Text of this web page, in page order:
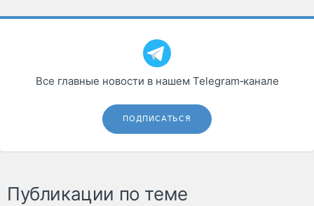
Все главные новости в нашем Telegram‑канале
ПОДПИСАТЬСЯ
Публикации по теме